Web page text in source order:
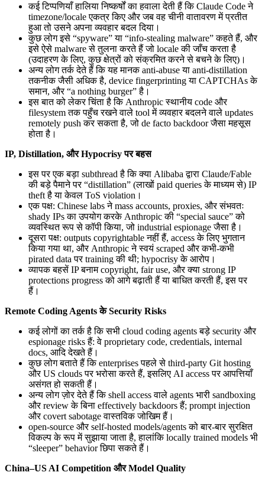
कई टिप्पणियाँ हालिया निष्कर्षों का हवाला देती हैं कि Claude Code ने
timezone/locale एकत्र किए और जब वह चीनी वातावरण में प्रतीत
हुआ तो उसने अपना व्यवहार बदल दिया।
कुछ लोग इसे “spyware” या “info-stealing malware” कहते हैं, और
इसे ऐसे malware से तुलना करते हैं जो locale की जाँच करता है
(उदाहरण के लिए, कुछ क्षेत्रों को संक्रमित करने से बचने के लिए)।
अन्य लोग तर्क देते हैं कि यह मानक anti-abuse या anti-distillation
तकनीक जैसी अधिक है, device fingerprinting या CAPTCHAs के
समान, और “a nothing burger” है।
इस बात को लेकर चिंता है कि Anthropic स्थानीय code और
filesystem तक पहुँच रखने वाले tool में व्यवहार बदलने वाले updates
remotely push कर सकता है, जो de facto backdoor जैसा महसूस
होता है।
IP, Distillation, और Hypocrisy पर बहस
इस पर एक बड़ा subthread है कि क्या Alibaba द्वारा Claude/Fable
की बड़े पैमाने पर “distillation” (लाखों paid queries के माध्यम से) IP
theft है या केवल ToS violation।
एक पक्ष: Chinese labs ने mass accounts, proxies, और संभवतः
shady IPs का उपयोग करके Anthropic की “special sauce” को
व्यवस्थित रूप से कॉपी किया, जो industrial espionage जैसा है।
दूसरा पक्ष: outputs copyrightable नहीं हैं, access के लिए भुगतान
किया गया था, और Anthropic ने स्वयं scraped और कभी-कभी
pirated data पर training की थी; hypocrisy के आरोप।
व्यापक बहसें IP बनाम copyright, fair use, और क्या strong IP
protections progress को आगे बढ़ाती हैं या बाधित करती हैं, इस पर
हैं।
Remote Coding Agents के Security Risks
कई लोगों का तर्क है कि सभी cloud coding agents बड़े security और
espionage risks हैं: वे proprietary code, credentials, internal
docs, आदि देखते हैं।
कुछ लोग बताते हैं कि enterprises पहले से third-party Git hosting
और US clouds पर भरोसा करते हैं, इसलिए AI access पर आपत्तियाँ
असंगत हो सकती हैं।
अन्य लोग ज़ोर देते हैं कि shell access वाले agents भारी sandboxing
और review के बिना effectively backdoors हैं; prompt injection
और covert sabotage वास्तविक जोखिम हैं।
open-source और self-hosted models/agents को बार-बार सुरक्षित
विकल्प के रूप में सुझाया जाता है, हालांकि locally trained models भी
“sleeper” behavior छिपा सकते हैं।
China–US AI Competition और Model Quality